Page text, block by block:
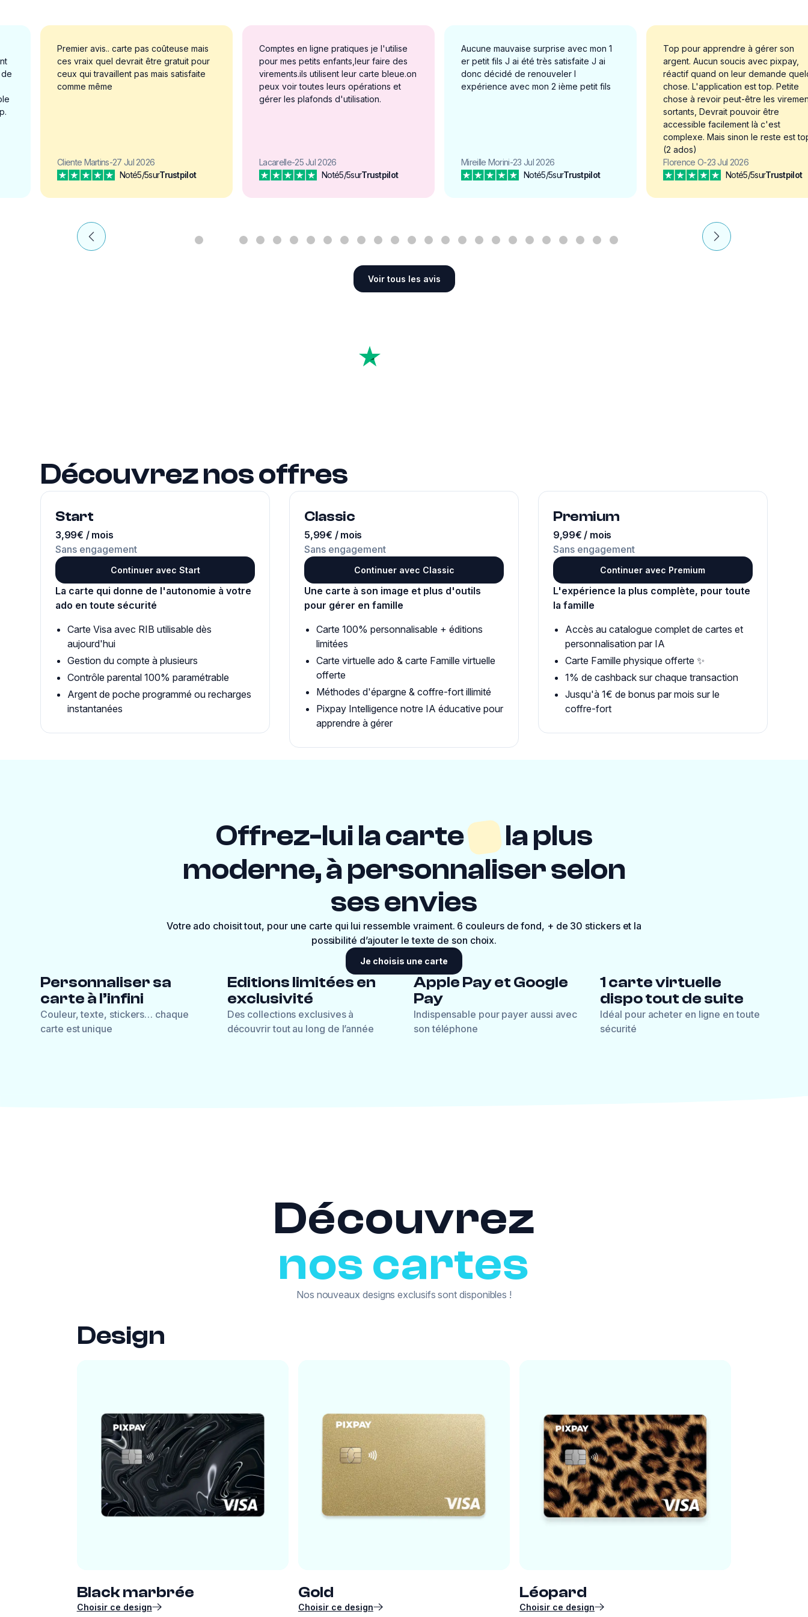
Premier avis.. carte pas coûteuse mais
ces vraix quel devrait être gratuit pour
ceux qui travaillent pas mais satisfaite
comme même
Cliente Martins-27 Jul 2026
Noté5/5surTrustpilot
Comptes en ligne pratiques je l'utilise
pour mes petits enfants,leur faire des
virements.ils utilisent leur carte bleue.on
peux voir toutes leurs opérations et
gérer les plafonds d'utilisation.
Lacarelle-25 Jul 2026
Noté5/5surTrustpilot
Aucune mauvaise surprise avec mon 1
er petit fils J ai été très satisfaite J ai
donc décidé de renouveler l
expérience avec mon 2 ième petit fils
Mireille Morini-23 Jul 2026
Noté5/5surTrustpilot
Top pour apprendre à gérer son
argent. Aucun soucis avec pixpay,
réactif quand on leur demande
chose. L'application est top. Petite
chose à revoir peut-être les
sortants, Devrait pouvoir être
accessible facilement là c'est
complexe. Mais sinon le reste est
(2 ados)
Florence O-23 Jul 2026
Noté5/5surTrustpilot
Voir tous les avis
Découvrez nos offres
Start
3,99€ / mois
Sans engagement
Continuer avec Start
La carte qui donne de l'autonomie à votre
ado en toute sécurité
Carte Visa avec RIB utilisable dès
aujourd'hui
Gestion du compte à plusieurs
Contrôle parental 100% paramétrable
Argent de poche programmé ou recharges
instantanées
Classic
5,99€ / mois
Sans engagement
Continuer avec Classic
Une carte à son image et plus d'outils
pour gérer en famille
Carte 100% personnalisable + éditions
limitées
Carte virtuelle ado & carte Famille virtuelle
offerte
Méthodes d'épargne & coffre-fort illimité
Pixpay Intelligence notre IA éducative pour
apprendre à gérer
Premium
9,99€ / mois
Sans engagement
Continuer avec Premium
L'expérience la plus complète, pour toute
la famille
Accès au catalogue complet de cartes et
personnalisation par IA
Carte Famille physique offerte ✨
1% de cashback sur chaque transaction
Jusqu'à 1€ de bonus par mois sur le
coffre-fort
Offrez-lui la carte
la plus
moderne, à personnaliser selon
ses envies
Votre ado choisit tout, pour une carte qui lui ressemble vraiment. 6 couleurs de fond, + de 30 stickers et la
possibilité d’ajouter le texte de son choix.
Je choisis une carte
Personnaliser sa
carte à l’infini
Couleur, texte, stickers… chaque
carte est unique
Editions limitées en
exclusivité
Des collections exclusives à
découvrir tout au long de l’année
Apple Pay et Google
Pay
Indispensable pour payer aussi avec
son téléphone
1 carte virtuelle
dispo tout de suite
Idéal pour acheter en ligne en toute
sécurité
Découvrez
nos cartes
Nos nouveaux designs exclusifs sont disponibles !
Design
Black marbrée
Choisir ce design
Gold
Choisir ce design
Léopard
Choisir ce design